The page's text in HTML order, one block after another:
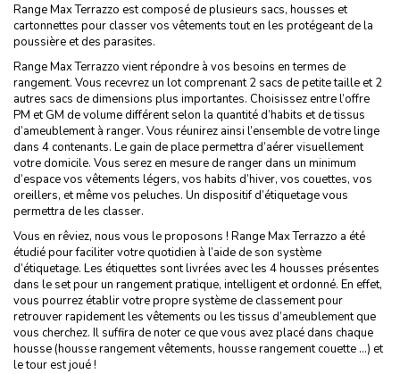
Range Max Terrazzo est composé de plusieurs sacs, housses et
cartonnettes pour classer vos vêtements tout en les protégeant de la
poussière et des parasites.
Range Max Terrazzo vient répondre à vos besoins en termes de
rangement. Vous recevrez un lot comprenant 2 sacs de petite taille et 2
autres sacs de dimensions plus importantes. Choisissez entre l’offre
PM et GM de volume différent selon la quantité d’habits et de tissus
d’ameublement à ranger. Vous réunirez ainsi l’ensemble de votre linge
dans 4 contenants. Le gain de place permettra d’aérer visuellement
votre domicile. Vous serez en mesure de ranger dans un minimum
d’espace vos vêtements légers, vos habits d’hiver, vos couettes, vos
oreillers, et même vos peluches. Un dispositif d’étiquetage vous
permettra de les classer.
Vous en rêviez, nous vous le proposons ! Range Max Terrazzo a été
étudié pour faciliter votre quotidien à l’aide de son système
d’étiquetage. Les étiquettes sont livrées avec les 4 housses présentes
dans le set pour un rangement pratique, intelligent et ordonné. En effet,
vous pourrez établir votre propre système de classement pour
retrouver rapidement les vêtements ou les tissus d’ameublement que
vous cherchez. Il suffira de noter ce que vous avez placé dans chaque
housse (housse rangement vêtements, housse rangement couette …) et
le tour est joué !